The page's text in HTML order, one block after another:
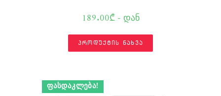
189.00₾ - დან
პროდუქტის ნახვა
ᲤᲐᲡᲓᲐᲙᲚᲔᲑᲐ!